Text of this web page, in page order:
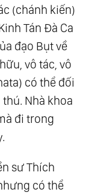
(chánh kiến)
Tán Đà Ca
đạo Bụt về
vô tác, vô
có thể đối
Nhà khoa
đi trong
sư Thích
có thể